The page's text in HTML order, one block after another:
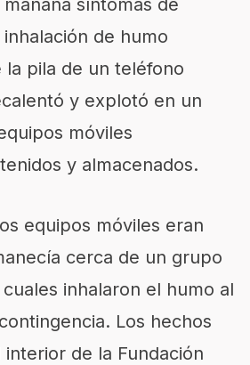
de humo
la pila de un teléfono
y explotó en un
móviles
y almacenados.
equipos móviles eran
cerca de un grupo
inhalaron el humo al
Los hechos
de la Fundación